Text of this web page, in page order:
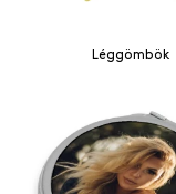
Léggömbök